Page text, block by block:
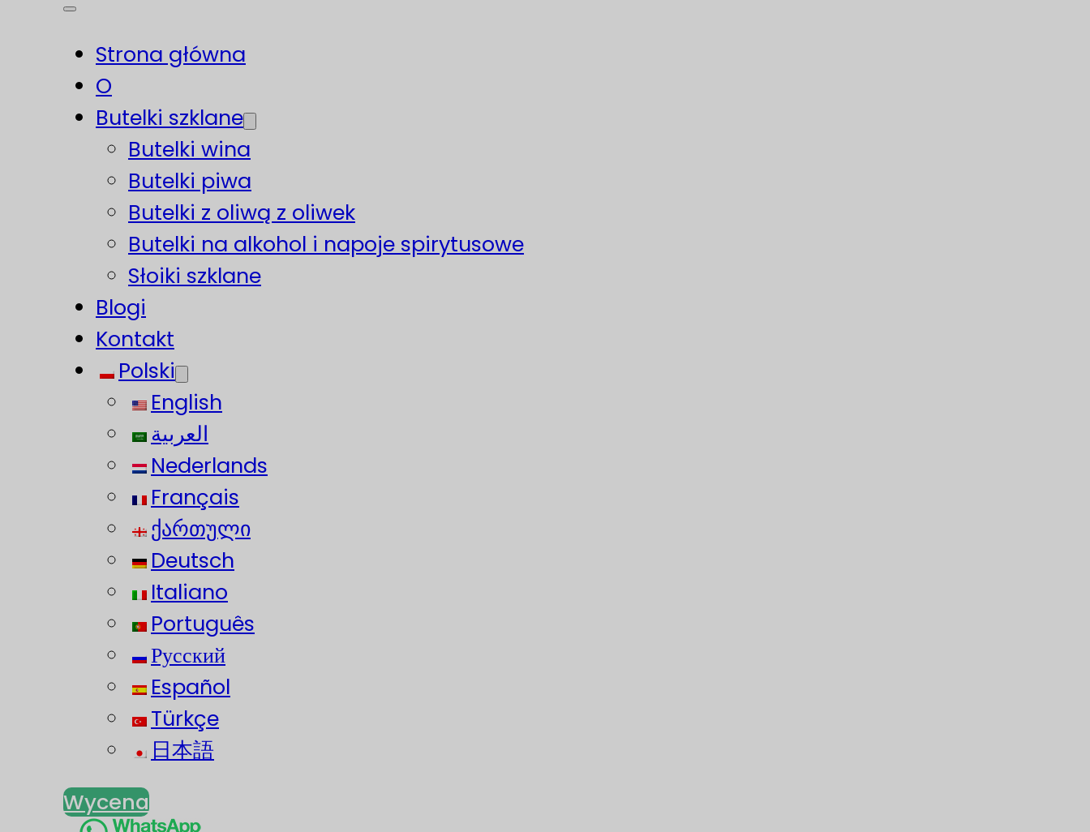
Strona główna
O
Butelki szklane
Butelki wina
Butelki piwa
Butelki z oliwą z oliwek
Butelki na alkohol i napoje spirytusowe
Słoiki szklane
Blogi
Kontakt
Polski
English
العربية
Nederlands
Français
ქართული
Deutsch
Italiano
Português
Русский
Español
Türkçe
日本語
Wycena